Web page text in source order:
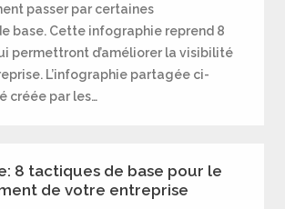
passer par certaines
base. Cette infographie reprend 8
permettront d’améliorer la visibilité
L’infographie partagée ci-
créée par les…
8 tactiques de base pour le
de votre entreprise